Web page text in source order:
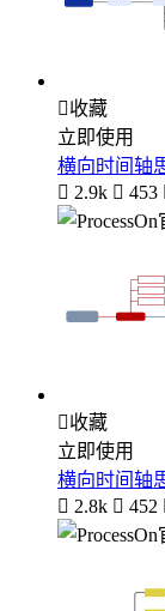
收藏
立即使用
横向时间轴
 2.9k  453
收藏
立即使用
横向时间轴
 2.8k  452